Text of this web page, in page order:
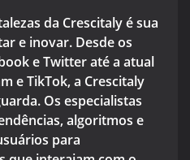
da Crescitaly é sua
e inovar. Desde os
e Twitter até a atual
e TikTok, a Crescitaly
Os especialistas
algoritmos e
para